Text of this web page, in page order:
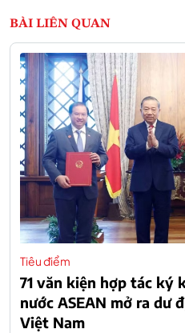
BÀI LIÊN QUAN
Tiêu điểm
71 văn kiện hợp tác ký
nước ASEAN mở ra dư
Việt Nam